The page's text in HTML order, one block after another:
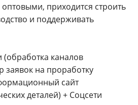
приходится строить
и поддерживать
каналов
заявок на проработку
сайт
деталей) + Соцсети